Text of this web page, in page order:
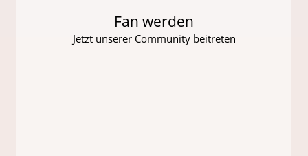
Fan werden
Jetzt unserer Community beitreten